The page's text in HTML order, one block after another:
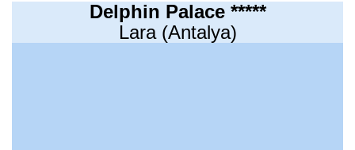
Delphin Palace *****
Lara (Antalya)